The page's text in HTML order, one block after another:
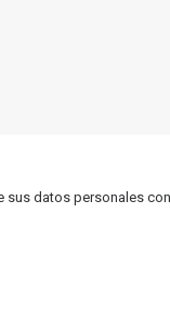
sus datos personales